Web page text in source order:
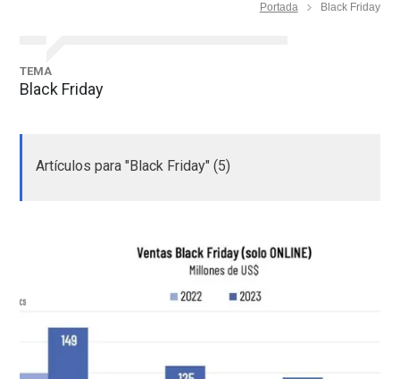
Portada Black Friday
TEMA
Black Friday
Artículos para "Black Friday" (5)